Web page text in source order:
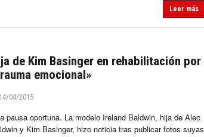
Leer más
de Kim Basinger en rehabilitación por
emocional»
14/04/2015
pausa oportuna. La modelo Ireland Baldwin, hija de Alec
y Kim Basinger, hizo noticia tras publicar fotos suyas